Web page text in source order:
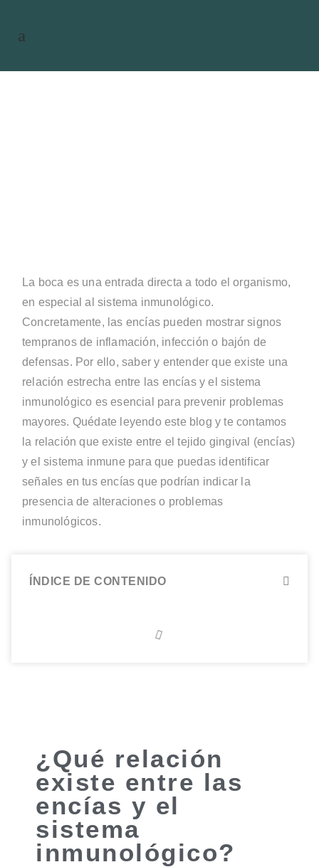
ÍNDICE DE CONTENIDO
La boca es una entrada directa a todo el organismo,
en especial al sistema inmunológico.
Concretamente, las encías pueden mostrar signos
tempranos de inflamación, infección o bajón de
defensas. Por ello, saber y entender que existe una
relación estrecha entre las encías y el sistema
inmunológico es esencial para prevenir problemas
mayores. Quédate leyendo este blog y te contamos
la relación que existe entre el tejido gingival (encías)
y el sistema inmune para que puedas identificar
señales en tus encías que podrían indicar la
presencia de alteraciones o problemas
inmunológicos.
¿Qué relación
existe entre las
encías y el
sistema
inmunológico?